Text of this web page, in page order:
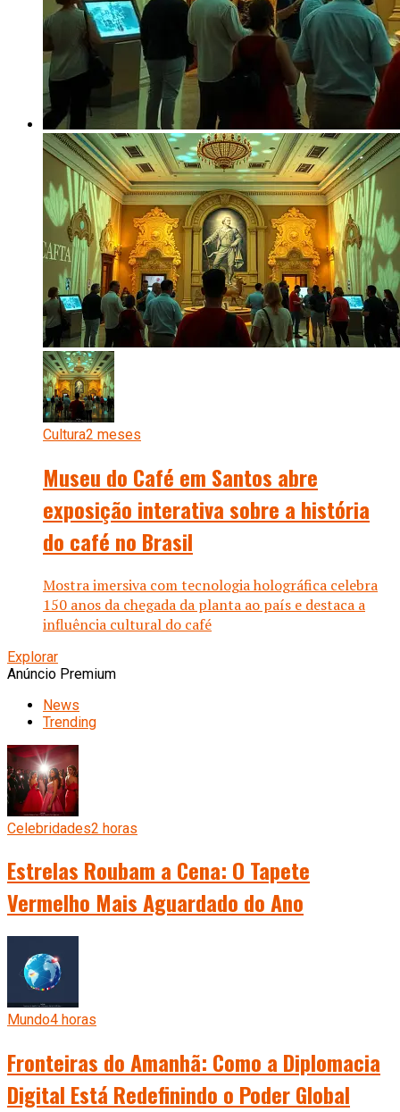
Cultura2 meses
Museu do Café em Santos abre
exposição interativa sobre a história
do café no Brasil
Mostra imersiva com tecnologia holográfica celebra
150 anos da chegada da planta ao país e destaca a
influência cultural do café
Explorar
Anúncio Premium
News
Trending
Celebridades2 horas
Estrelas Roubam a Cena: O Tapete
Vermelho Mais Aguardado do Ano
Mundo4 horas
Fronteiras do Amanhã: Como a Diplomacia
Digital Está Redefinindo o Poder Global